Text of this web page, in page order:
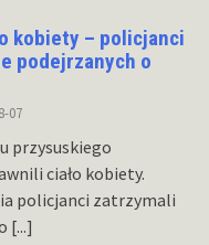
kobiety – policjanci
podejrzanych o
07
przysuskiego
ciało kobiety.
policjanci zatrzymali
[...]